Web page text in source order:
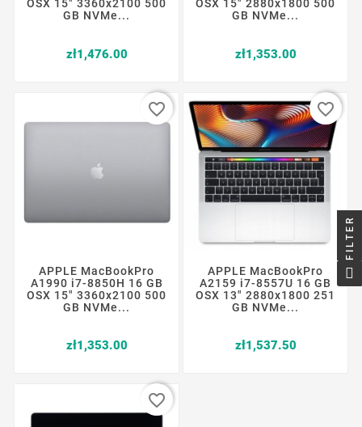
OSX 15" 3360x2100 500
GB NVMe...
zł1,476.00Price
OSX 15" 2880x1800 500
GB NVMe...
zł1,353.00Price
APPLE MacBookPro
A1990 i7-8850H 16 GB
OSX 15" 3360x2100 500
GB NVMe...
zł1,353.00Price
favorite_border
APPLE MacBookPro
A2159 i7-8557U 16 GB
OSX 13" 2880x1800 251
GB NVMe...
zł1,537.50Price
favorite_border
favorite_border
FILTER